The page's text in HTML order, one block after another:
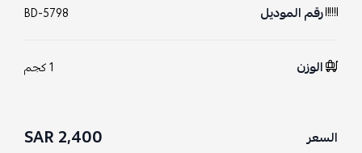
رقم الموديل BD-5798
الوزن 1 كجم
السعر 2,400 SAR